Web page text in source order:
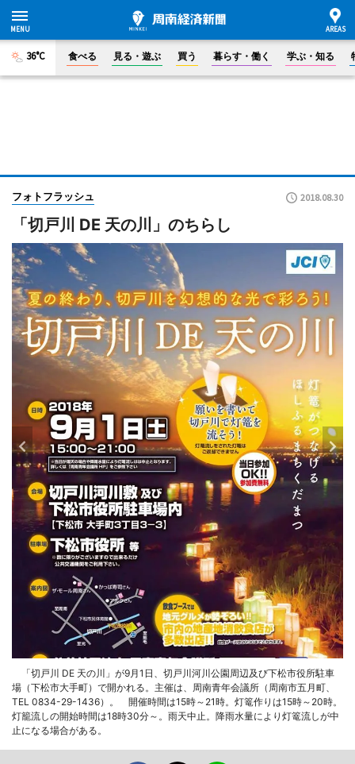
36°C 食べる 見る・遊ぶ 買う 暮らす・働く 学ぶ・知る
フォトフラッシュ 2018.08.30
「切戸川 DE 天の川」のちらし
「切戸川 DE 天の川」が9月1日、切戸川河川公園周辺及び下松市役所駐車
場（下松市大手町）で開かれる。主催は、周南青年会議所（周南市五月町、
TEL 0834-29-1436）。 開催時間は15時～21時。灯篭作りは15時～20時。
灯籠流しの開始時間は18時30分～。雨天中止。降雨水量により灯篭流しが中
止になる場合がある。